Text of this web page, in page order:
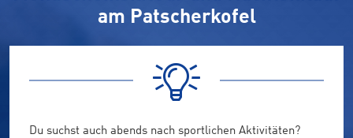
am Patscherkofel
Du suchst auch abends nach sportlichen Aktivitäten?